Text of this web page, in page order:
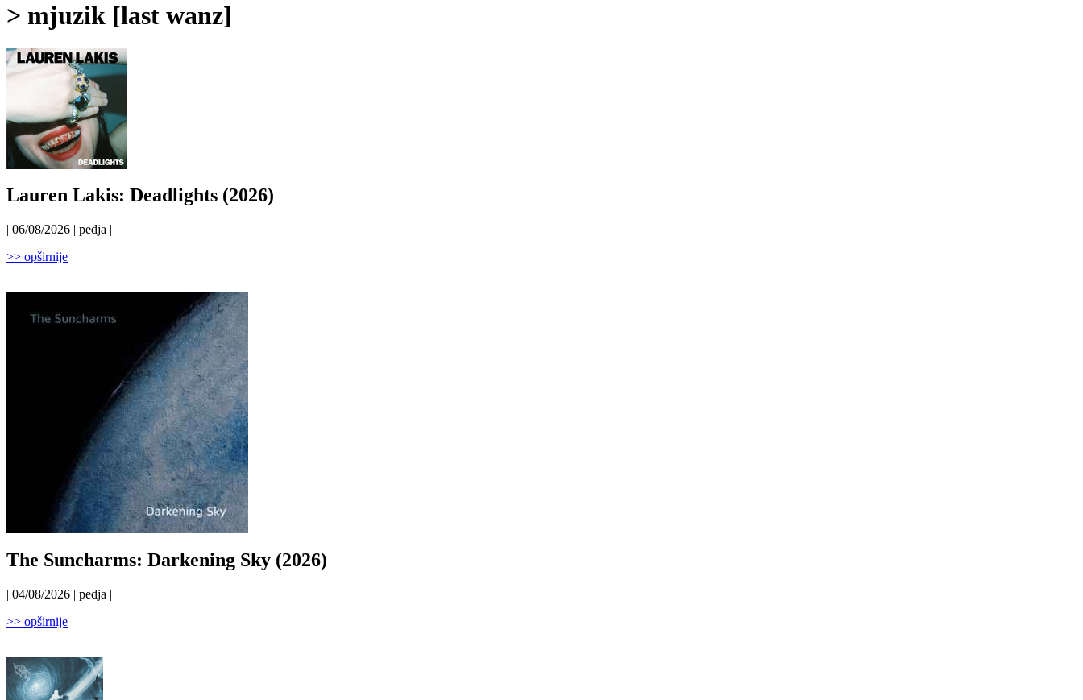
> mjuzik [last wanz]
Lauren Lakis: Deadlights (2026)
| 06/08/2026 | pedja |
>> opširnije
The Suncharms: Darkening Sky (2026)
| 04/08/2026 | pedja |
>> opširnije